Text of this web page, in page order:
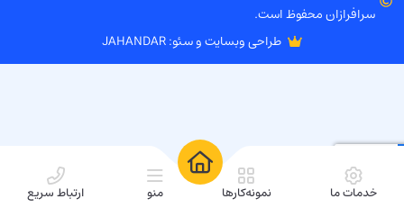
خدمات ما نمونه‌کارها منو ارتباط سریع
سرافرازان محفوظ است.
طراحی وبسایت و سئو: JAHANDAR